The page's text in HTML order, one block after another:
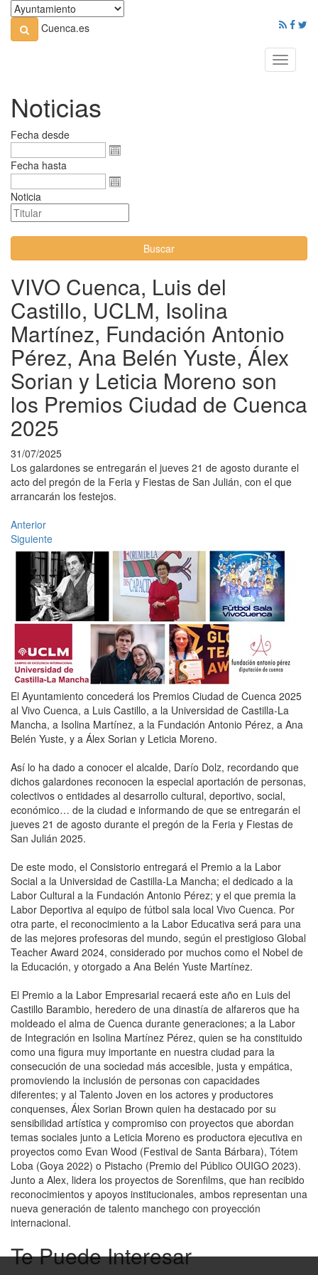
Cuenca.es
Toggle
Noticias
Fecha desde
Fecha hasta
Noticia
Buscar
VIVO Cuenca, Luis del
Castillo, UCLM, Isolina
Martínez, Fundación Antonio
Pérez, Ana Belén Yuste, Álex
Sorian y Leticia Moreno son
los Premios Ciudad de Cuenca
2025
31/07/2025
Los galardones se entregarán el jueves 21 de agosto durante el
acto del pregón de la Feria y Fiestas de San Julián, con el que
arrancarán los festejos.
Anterior
Siguiente
El Ayuntamiento concederá los Premios Ciudad de Cuenca 2025
al Vivo Cuenca, a Luis Castillo, a la Universidad de Castilla-La
Mancha, a Isolina Martínez, a la Fundación Antonio Pérez, a Ana
Belén Yuste, y a Álex Sorian y Leticia Moreno.
Así lo ha dado a conocer el alcalde, Darío Dolz, recordando que
dichos galardones reconocen la especial aportación de personas,
colectivos o entidades al desarrollo cultural, deportivo, social,
económico… de la ciudad e informando de que se entregarán el
jueves 21 de agosto durante el pregón de la Feria y Fiestas de
San Julián 2025.
De este modo, el Consistorio entregará el Premio a la Labor
Social a la Universidad de Castilla-La Mancha; el dedicado a la
Labor Cultural a la Fundación Antonio Pérez; y el que premia la
Labor Deportiva al equipo de fútbol sala local Vivo Cuenca. Por
otra parte, el reconocimiento a la Labor Educativa será para una
de las mejores profesoras del mundo, según el prestigioso Global
Teacher Award 2024, considerado por muchos como el Nobel de
la Educación, y otorgado a Ana Belén Yuste Martínez.
El Premio a la Labor Empresarial recaerá este año en Luis del
Castillo Barambio, heredero de una dinastía de alfareros que ha
moldeado el alma de Cuenca durante generaciones; a la Labor
de Integración en Isolina Martínez Pérez, quien se ha constituido
como una figura muy importante en nuestra ciudad para la
consecución de una sociedad más accesible, justa y empática,
promoviendo la inclusión de personas con capacidades
diferentes; y al Talento Joven en los actores y productores
conquenses, Álex Sorian Brown quien ha destacado por su
sensibilidad artística y compromiso con proyectos que abordan
temas sociales junto a Leticia Moreno es productora ejecutiva en
proyectos como Evan Wood (Festival de Santa Bárbara), Tótem
Loba (Goya 2022) o Pistacho (Premio del Público OUIGO 2023).
Junto a Alex, lidera los proyectos de Sorenfilms, que han recibido
reconocimientos y apoyos institucionales, ambos representan una
nueva generación de talento manchego con proyección
internacional.
Te Puede Interesar